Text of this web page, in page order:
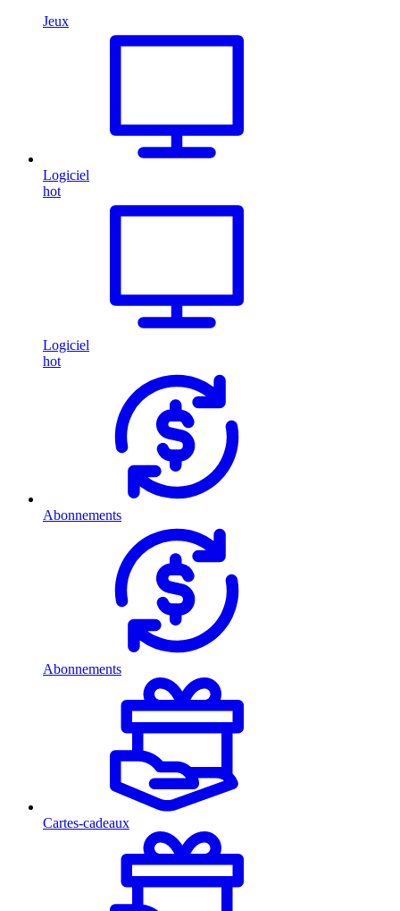
Jeux
Logiciel
hot
Logiciel
hot
Abonnements
Abonnements
Cartes-cadeaux